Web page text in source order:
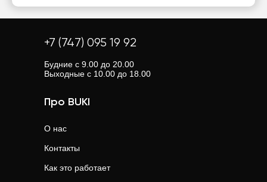
+7 (747) 095 19 92
Будние с 9.00 до 20.00
Выходные с 10.00 до 18.00
Про BUKI
О нас
Контакты
Как это работает